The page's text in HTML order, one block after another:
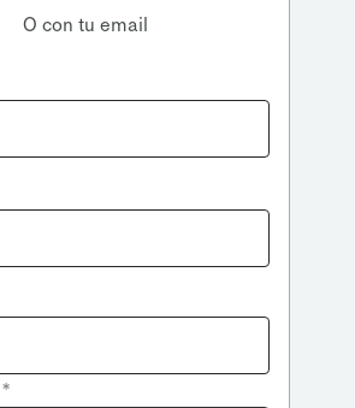
O con tu email
*